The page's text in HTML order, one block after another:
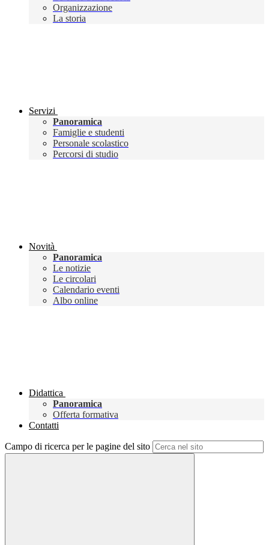
Organizzazione
La storia
Servizi
Panoramica
Famiglie e studenti
Personale scolastico
Percorsi di studio
Novità
Panoramica
Le notizie
Le circolari
Calendario eventi
Albo online
Didattica
Panoramica
Offerta formativa
Contatti
Campo di ricerca per le pagine del sito